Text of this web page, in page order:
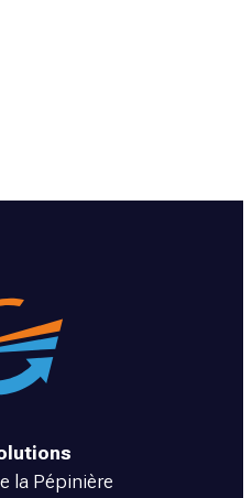
la Pépinière